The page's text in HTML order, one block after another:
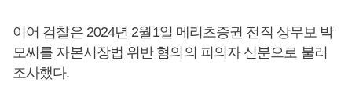
이어 검찰은 2024년 2월1일 메리츠증권 전직 상무보 박
모씨를 자본시장법 위반 혐의의 피의자 신분으로 불러
조사했다.